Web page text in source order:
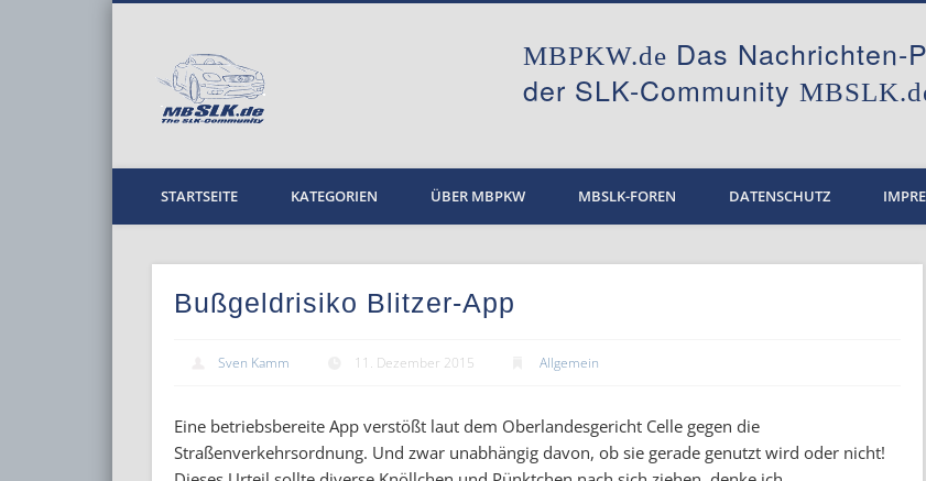
MBPKW
MBPKW.de Das Nachrichten-
der SLK-Community
STARTSEITE KATEGORIEN ÜBER MBPKW MBSLK-FOREN DATENSCHUTZ
Bußgeldrisiko Blitzer-App
Sven Kamm 11. Dezember 2015 Allgemein
Eine betriebsbereite App verstößt laut dem Oberlandesgericht Celle gegen die
Straßenverkehrsordnung. Und zwar unabhängig davon, ob sie gerade genutzt wird oder nicht!